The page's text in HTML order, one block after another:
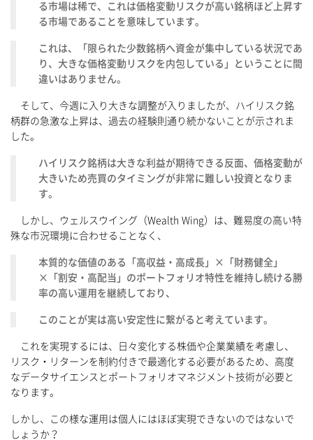
る市場は稀で、これは価格変動リスクが高い銘柄ほど上昇す
る市場であることを意味しています。
これは、「限られた少数銘柄へ資金が集中している状況であ
り、大きな価格変動リスクを内包している」ということに間
違いはありません。
そして、今週に入り大きな調整が入りましたが、ハイリスク銘
柄群の急激な上昇は、過去の経験則通り続かないことが示されま
した。
ハイリスク銘柄は大きな利益が期待できる反面、価格変動が
大きいため売買のタイミングが非常に難しい投資となりま
す。
しかし、ウェルスウイング（Wealth Wing）は、難易度の高い特
殊な市況環境に合わせることなく、
本質的な価値のある「高収益・高成長」×「財務健全」
×「割安・高配当」のポートフォリオ特性を維持し続ける勝
率の高い運用を継続しており、
このことが実は高い安定性に繋がると考えています。
これを実現するには、日々変化する株価や企業業績を考慮し、
リスク・リターンを制約付きで最適化する必要があるため、高度
なデータサイエンスとポートフォリオマネジメント技術が必要と
なります。
しかし、この様な運用は個人にはほぼ実現できないのではないで
しょうか？